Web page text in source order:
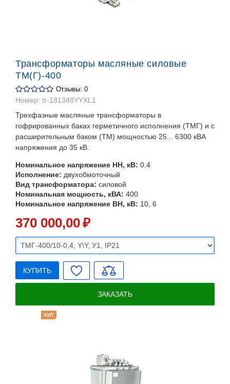
Трансформаторы масляные силовые
ТМ(Г)-400
Отзывы: 0
Номер: tr-181348YYXL1
Трехфазные масляные трансформаторы в
гофрированных баках герметичного исполнения (ТМГ) и с
расширительным баком (ТМ) мощностью 25... 6300 кВА
напряжения до 35 кВ.
Номинальное напряжение НН, кВ: 0.4
Исполнение: двухобмоточный
Вид трансформатора: силовой
Номинальная мощность, кВА: 400
Номинальное напряжение ВН, кВ: 10, 6
370 000,00₽
КУПИТЬ
ЗАКАЗАТЬ
ХИТ